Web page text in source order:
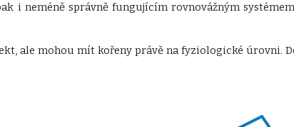
i neméně správně fungujícím rovnovážným
ale mohou mít kořeny právě na fyziologické úrovni.